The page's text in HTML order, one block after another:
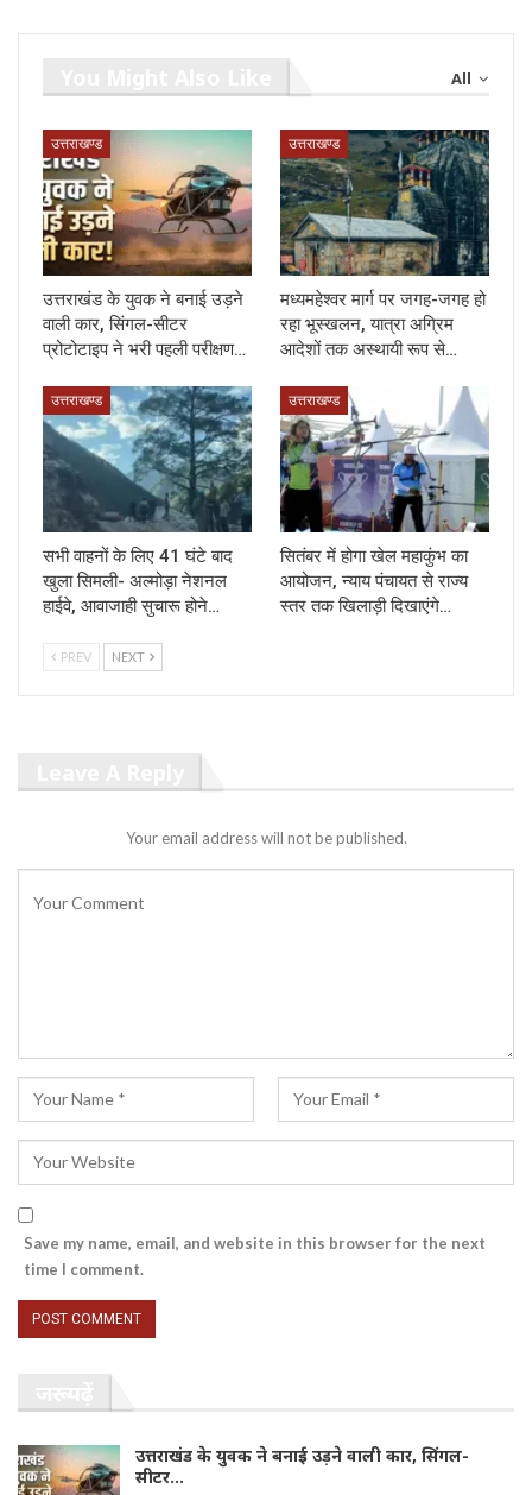
All
उत्तराखण्ड
उत्तराखंड के युवक ने बनाई उड़ने
वाली कार, सिंगल-सीटर
प्रोटोटाइप ने भरी पहली परीक्षण…
उत्तराखण्ड
मध्यमहेश्वर मार्ग पर जगह-जगह हो
रहा भूस्खलन, यात्रा अग्रिम
आदेशों तक अस्थायी रूप से…
उत्तराखण्ड
सभी वाहनों के लिए 41 घंटे बाद
खुला सिमली- अल्मोड़ा नेशनल
हाईवे, आवाजाही सुचारू होने…
उत्तराखण्ड
सितंबर में होगा खेल महाकुंभ का
आयोजन, न्याय पंचायत से राज्य
स्तर तक खिलाड़ी दिखाएंगे…
PREV NEXT
Your email address will not be published.
Save my name, email, and website in this browser for the next
time I comment.
उत्तराखंड के युवक ने बनाई उड़ने वाली कार, सिंगल-
सीटर…